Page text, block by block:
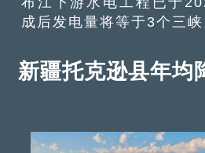
成后发电量将等于3个三峡
新疆托克逊县年均